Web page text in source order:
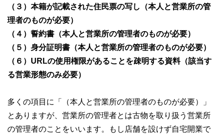
（３）本籍が記載された住民票の写し（本人と営業所の管
理者のものが必要）
（４）誓約書（本人と営業所の管理者のものが必要）
（５）身分証明書（本人と営業所の管理者のものが必要）
（６）URLの使用権限があることを疎明する資料（該当す
る営業形態のみ必要）
多くの項目に「（本人と営業所の管理者のものが必要）」
とありますが、営業所の管理者とは古物を取り扱う営業所
の管理者のことをいいます。もし店舗を設けず自宅開業で